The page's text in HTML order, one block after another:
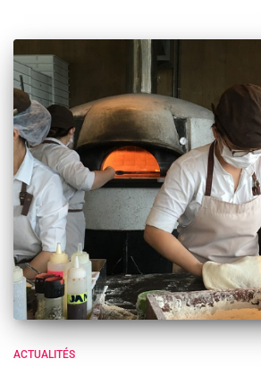
ACTUALITÉS